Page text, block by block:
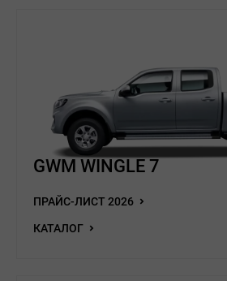
GWM WINGLE 7
ПРАЙС-ЛИСТ 2026
КАТАЛОГ